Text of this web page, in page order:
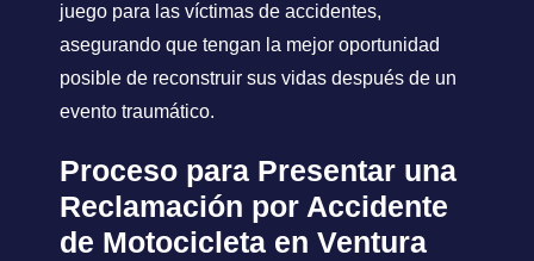
juego para las víctimas de accidentes,
asegurando que tengan la mejor oportunidad
posible de reconstruir sus vidas después de un
evento traumático.
Proceso para Presentar una
Reclamación por Accidente
de Motocicleta en Ventura